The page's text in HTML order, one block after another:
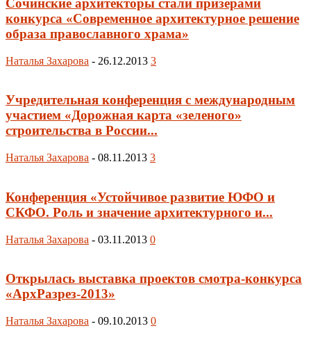
Сочинские архитекторы стали призёрами
конкурса «Современное архитектурное решение
образа православного храма»
Наталья Захарова - 26.12.2013 3
Учредительная конференция с международным
участием «Дорожная карта «зеленого»
строительства в России...
Наталья Захарова - 08.11.2013 3
Конференция «Устойчивое развитие ЮФО и
СКФО. Роль и значение архитектурного и...
Наталья Захарова - 03.11.2013 0
Открылась выставка проектов смотра-конкурса
«АрхРазрез-2013»
Наталья Захарова - 09.10.2013 0